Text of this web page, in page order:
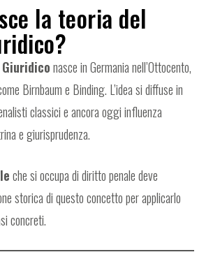
la teoria del
Giuridiconasce in Germania nell’Ottocento,
Birnbaum e Binding. L’idea si diffuse in
classici e ancora oggi influenza
e giurisprudenza.
che si occupa di diritto penale deve
storica di questo concetto per applicarlo
concreti.